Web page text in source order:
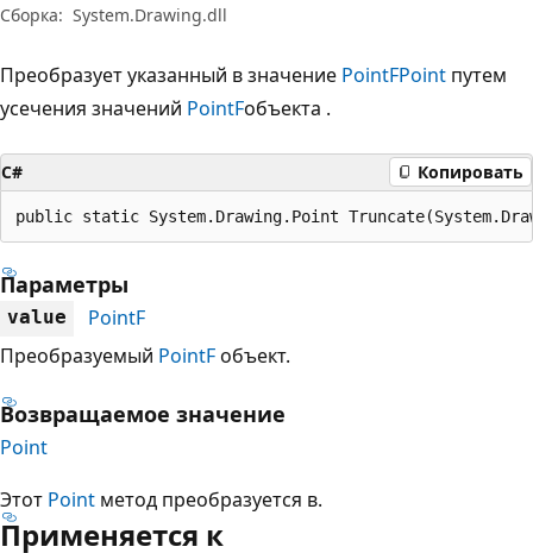
Сборка: System.Drawing.dll
Преобразует указанный в значение PointFPoint путем
усечения значений PointFобъекта .
C# Копировать
public static System.Drawing.Point
Параметры
value
PointF
Преобразуемый PointFобъект.
Возвращаемое значение
Point
Этот Point метод преобразуется в.
Применяется к